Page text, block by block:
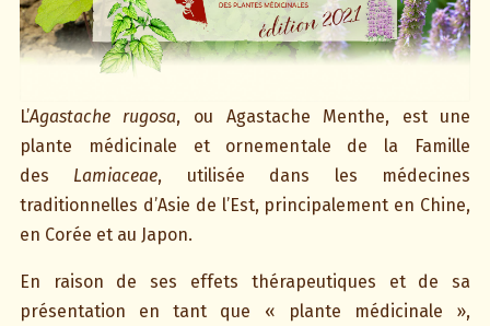
L’Agastache rugosa, ou Agastache Menthe, est une
plante médicinale et ornementale de la Famille
des Lamiaceae, utilisée dans les médecines
traditionnelles d’Asie de l’Est, principalement en Chine,
en Corée et au Japon.
En raison de ses effets thérapeutiques et de sa
présentation en tant que « plante médicinale »,